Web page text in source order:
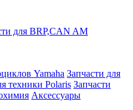
для BRP,CAN AM
Yamaha Запчасти для
техники Polaris Запчасти
Аксессуары